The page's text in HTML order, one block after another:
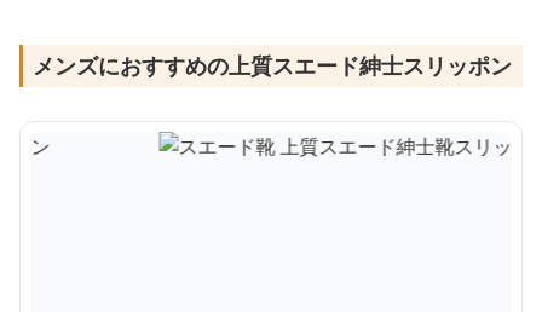
メンズにおすすめの上質スエード紳士スリッポン